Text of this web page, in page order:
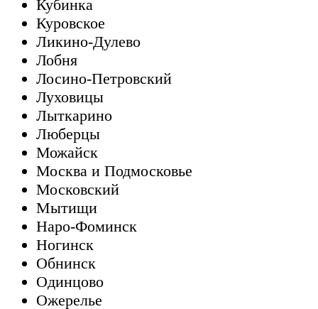
Кубинка
Куровское
Ликино-Дулево
Лобня
Лосино-Петровский
Луховицы
Лыткарино
Люберцы
Можайск
Москва и Подмосковье
Московский
Мытищи
Наро-Фоминск
Ногинск
Обнинск
Одинцово
Ожерелье